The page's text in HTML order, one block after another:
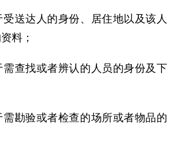
达人的身份、居住地以及该人
料；
找或者辨认的人员的身份及下
验或者检查的场所或者物品的